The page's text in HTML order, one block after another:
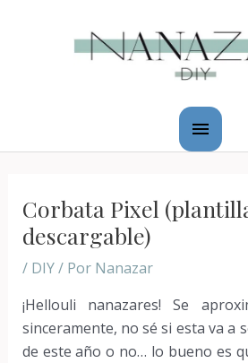
Corbata Pixel
descargable)
/ DIY/ Por Nanazar
¡Hellouli nanazares! Se
sinceramente, no sé si esta va a
de este año o no… lo bueno es
entradas